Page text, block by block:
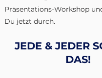
Präsentations-Workshop
Du jetzt durch.
JEDE & JEDER S
DAS!